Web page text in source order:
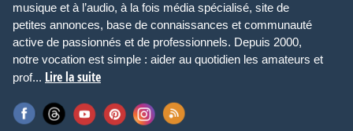
musique et à l’audio, à la fois média spécialisé, site de
petites annonces, base de connaissances et communauté
active de passionnés et de professionnels. Depuis 2000,
notre vocation est simple : aider au quotidien les amateurs et
prof... Lire la suite